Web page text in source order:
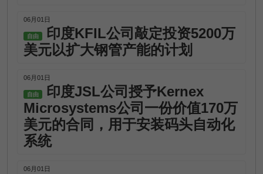
06月01日
自由
印度KFIL公司敲定投资5200万
美元以扩大钢管产能的计划
06月01日
自由
印度JSL公司授予Kernex
Microsystems公司一份价值170万
美元的合同，用于安装码头自动化
系统
06月01日